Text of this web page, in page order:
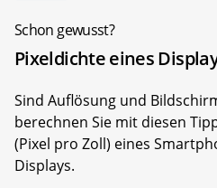
Schon gewusst?
Pixeldichte eines
Sind Auflösung und
berechnen Sie mit diesen
(Pixel pro Zoll) eines
Displays.